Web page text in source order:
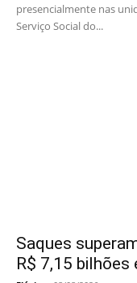
presencialmente nas
Serviço Social do...
Saques
R$ 7,15 bilhões